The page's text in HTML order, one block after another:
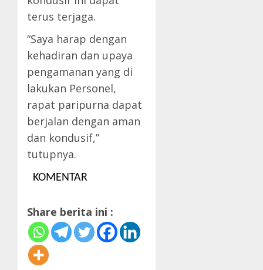
terus terjaga.
“Saya harap dengan
kehadiran dan upaya
pengamanan yang di
lakukan Personel,
rapat paripurna dapat
berjalan dengan aman
dan kondusif,”
tutupnya.
KOMENTAR
Share berita ini :